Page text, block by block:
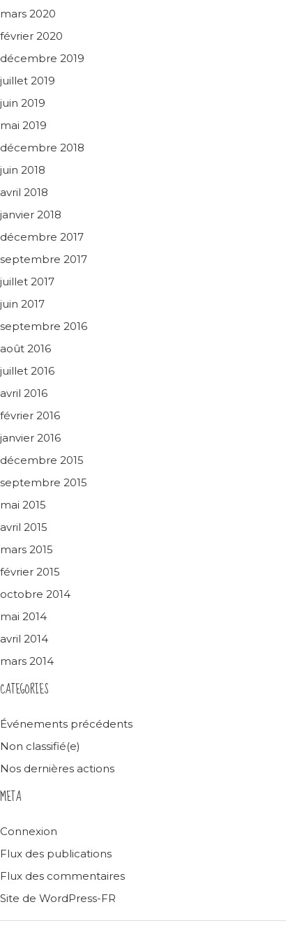
mars 2020
février 2020
décembre 2019
juillet 2019
juin 2019
mai 2019
décembre 2018
juin 2018
avril 2018
janvier 2018
décembre 2017
septembre 2017
juillet 2017
juin 2017
septembre 2016
août 2016
juillet 2016
avril 2016
février 2016
janvier 2016
décembre 2015
septembre 2015
mai 2015
avril 2015
mars 2015
février 2015
octobre 2014
mai 2014
avril 2014
mars 2014
CATEGORIES
Événements précédents
Non classifié(e)
Nos dernières actions
META
Connexion
Flux des publications
Flux des commentaires
Site de WordPress-FR